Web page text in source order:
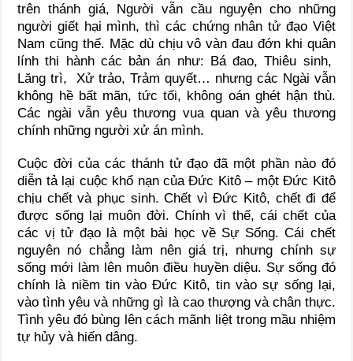
trên thánh giá, Người vẫn cầu nguyện cho những
người giết hại mình, thì các chứng nhân tử đạo Việt
Nam cũng thế. Mặc dù chịu vô vàn đau đớn khi quân
lính thi hành các bản án như: Bá đao, Thiêu sinh,
Lăng trì, Xử trảo, Trảm quyết… nhưng các Ngài vẫn
không hề bất mãn, tức tối, không oán ghét hận thù.
Các ngài vẫn yêu thương vua quan và yêu thương
chính những người xử án mình.
Cuộc đời của các thánh tử đạo đã một phần nào đó
diễn tả lại cuộc khổ nạn của Đức Kitô – một Đức Kitô
chịu chết và phục sinh. Chết vì Đức Kitô, chết đi để
được sống lại muôn đời. Chính vì thế, cái chết của
các vị tử đạo là một bài học về Sự Sống. Cái chết
nguyên nó chẳng làm nên giá trị, nhưng chính sự
sống mới làm lên muôn điều huyền diệu. Sự sống đó
chính là niềm tin vào Đức Kitô, tin vào sự sống lại,
vào tình yêu và những gì là cao thượng và chân thực.
Tình yêu đó bùng lên cách mãnh liệt trong mầu nhiệm
tự hủy và hiến dâng.